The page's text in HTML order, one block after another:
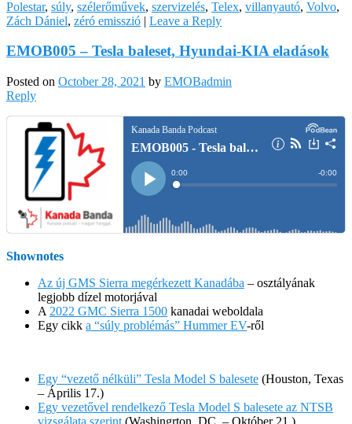
Polestar, súly, szélerőművek, szervizelés, Telex, villanyautó, Volvo,
Zách Dániel, zéró emisszió | Leave a Reply
EMOB005 – Tesla baleset, Hyundai-KIA eladások
Posted on October 28, 2021 by EMOBadmin
Reply
Shownotes
Az új GMS Sierra megérkezett Kanadába – osztályának
legjobb dízel motorjával
A 2022 GMC Sierra 1500 kanadai weboldala
Egy cikk a “súly problémás” Hummer EV-ről
Egy “vezető nélküli” Tesla Model S balesete (Houston, Texas
– Április 17.)
Egy vezetővel rendelkező Tesla Model S balesete az NTSB
vizsgálata szerint (Washingrton, DC, – Október 21.)